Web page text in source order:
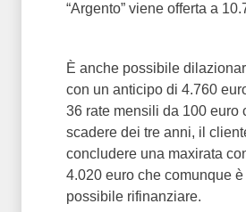
“Argento” viene offerta a
È anche possibile
con un anticipo di 4.760
36 rate mensili da 100 euro
scadere dei tre anni, il
concludere una maxirata
4.020 euro che comunque
possibile rifinanziare.